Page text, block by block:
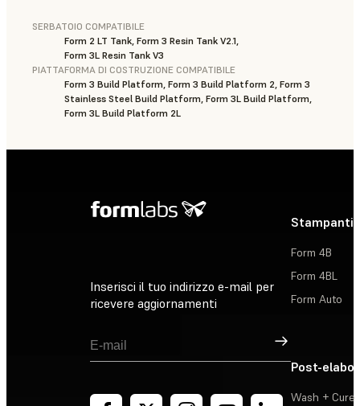
SERBATOIO COMPATIBILE
Form 2 LT Tank, Form 3 Resin Tank V2.1,
Form 3L Resin Tank V3
PIATTAFORMA DI COSTRUZIONE COMPATIBILE
Form 3 Build Platform, Form 3 Build Platform 2, Form 3
Stainless Steel Build Platform, Form 3L Build Platform,
Form 3L Build Platform 2L
Inserisci il tuo indirizzo e-mail per
ricevere aggiornamenti
Registrati
Stampanti
Form 4B
Form 4BL
Form Auto
Post-
Wash + Cure